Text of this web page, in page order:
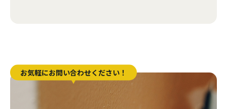
お気軽にお問い合わせください！